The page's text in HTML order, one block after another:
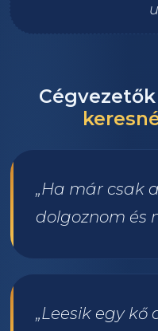
„Ha már csak
dolgoznom és
„Leesik egy kő